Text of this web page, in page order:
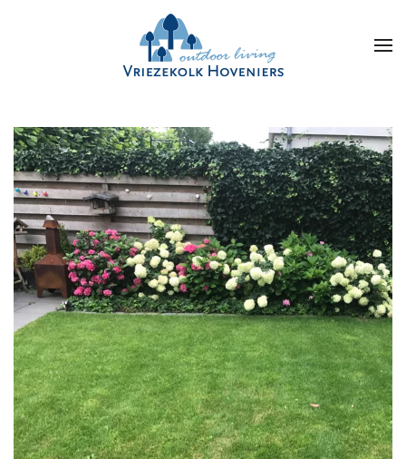
Skip to main content